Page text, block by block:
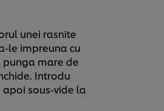
unei rasnite
le impreuna cu
punga mare de
Introdu
sous-vide la